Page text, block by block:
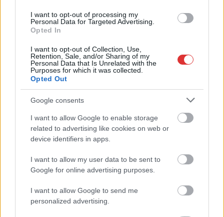
I want to opt-out of processing my
Personal Data for Targeted Advertising.
Opted In
I want to opt-out of Collection, Use,
Retention, Sale, and/or Sharing of my
Personal Data that Is Unrelated with the
Purposes for which it was collected.
Opted Out
Google consents
I want to allow Google to enable storage
related to advertising like cookies on web or
device identifiers in apps.
I want to allow my user data to be sent to
Google for online advertising purposes.
I want to allow Google to send me
personalized advertising.
munkáltatói jogaikat
Sok volt az igazolatlan hiányzás, Pócs János fizetéslevonást
A Szolnok megyei gazdák nagyon nem akarták a JÉGER
további üzemeltetését
Csendélet 5.0: alig balesetveszélyes lépcső és remek
állapotban levő buszmegálló mutatja, hogy Szolnok mennyire
élhető város
Pénteken újra csökken a benzin és a gázolaj ára is
Országgyűlés
Harmadfokú hőségriasztás az országban: Szolnokon klímát